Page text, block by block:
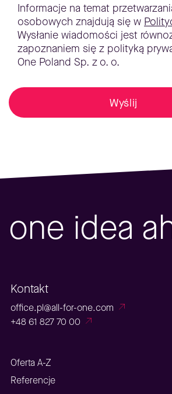
Informacje na temat
osobowych znajdują się w
Wysłanie wiadomości jest
zapoznaniem się z polityką
One Poland Sp. z o. o.
Wyślij
one idea
Kontakt
office.pl@all-for-one.com
+48 61 827 70 00
Oferta A-Z
Referencje